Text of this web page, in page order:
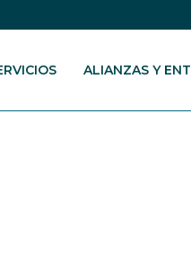
ALIANZAS Y